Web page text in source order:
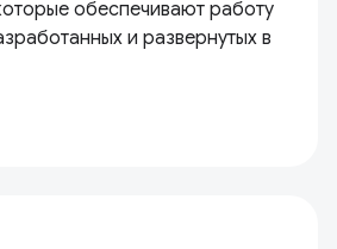
обеспечивают работу
и развернутых в